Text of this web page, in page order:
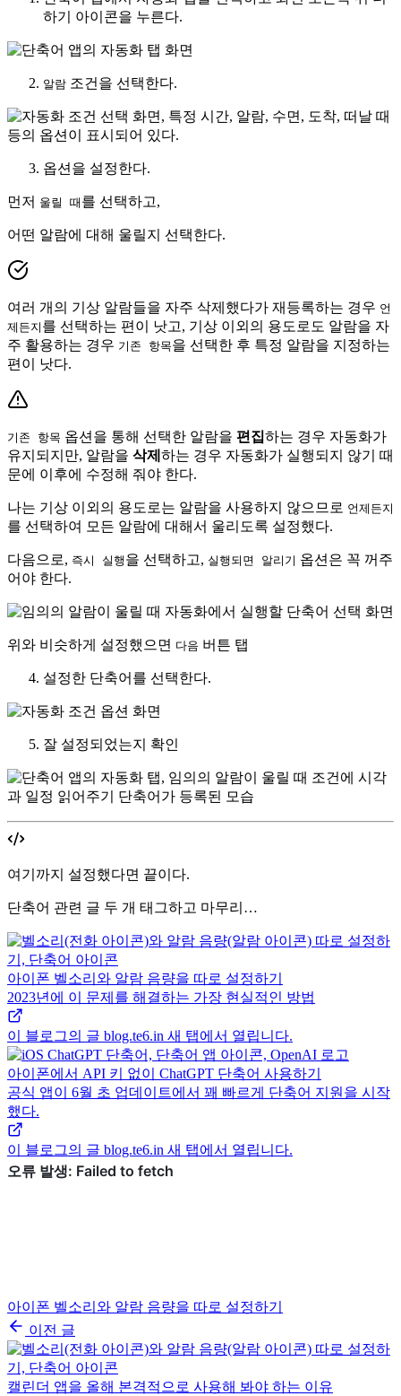
하기 아이콘을 누른다.
알람 조건을 선택한다.
옵션을 설정한다.
먼저 울릴 때 를 선택하고,
어떤 알람에 대해 울릴지 선택한다.
여러 개의 기상 알람들을 자주 삭제했다가 재등록하는 경우 언
제든지 를 선택하는 편이 낫고, 기상 이외의 용도로도 알람을 자
주 활용하는 경우 기존 항목을 선택한 후 특정 알람을 지정하는
편이 낫다.
기존 항목 옵션을 통해 선택한 알람을 편집하는 경우 자동화가
유지되지만, 알람을 삭제 하는 경우 자동화가 실행되지 않기 때
문에 이후에 수정해 줘야 한다.
나는 기상 이외의 용도로는 알람을 사용하지 않으므로 언제든지
를 선택하여 모든 알람에 대해서 울리도록 설정했다.
다음으로, 즉시 실행을 선택하고, 실행되면 알리기 옵션은 꼭 꺼주
어야 한다.
위와 비슷하게 설정했으면 다음 버튼 탭
설정한 단축어를 선택한다.
잘 설정되었는지 확인
여기까지 설정했다면 끝이다.
단축어 관련 글 두 개 태그하고 마무리…
아이폰 벨소리와 알람 음량을 따로 설정하기
2023년에 이 문제를 해결하는 가장 현실적인 방법
이 블로그의 글 blog.te6.in 새 탭에서 열립니다.
아이폰에서 API 키 없이 ChatGPT 단축어 사용하기
공식 앱이 6월 초 업데이트에서 꽤 빠르게 단축어 지원을 시작
했다.
이 블로그의 글 blog.te6.in 새 탭에서 열립니다.
아이폰 벨소리와 알람 음량을 따로 설정하기
이전 글
캘린더 앱을 올해 본격적으로 사용해 봐야 하는 이유